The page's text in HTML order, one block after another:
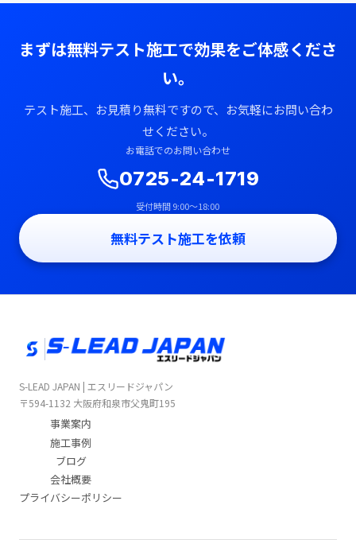
まずは無料テスト施工で効果をご体感くださ
い。
テスト施工、お見積り無料ですので、お気軽にお問い合わ
せください。
お電話でのお問い合わせ
0725-24-1719
受付時間 9:00〜18:00
無料テスト施工を依頼
S-LEAD JAPAN | エスリードジャパン
〒594-1132 大阪府和泉市父鬼町195
事業案内
施工事例
ブログ
会社概要
プライバシーポリシー